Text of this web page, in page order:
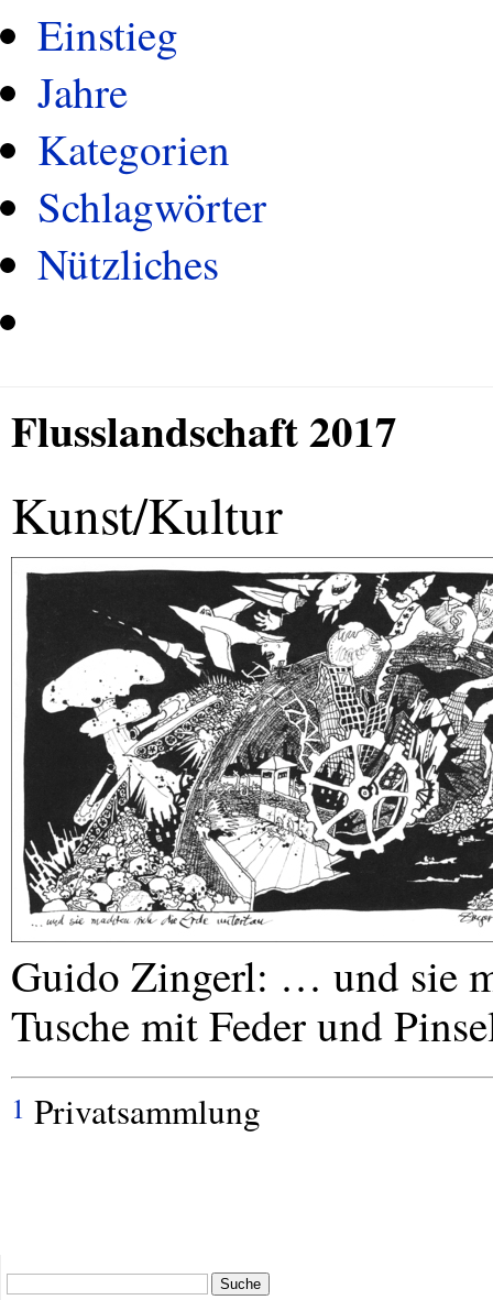
Einstieg
Jahre
Kategorien
Schlagwörter
Nützliches
Flusslandschaft 2017
Kunst/Kultur
Guido Zingerl: … und sie
Tusche mit Feder und
1 Privatsammlung
Suche